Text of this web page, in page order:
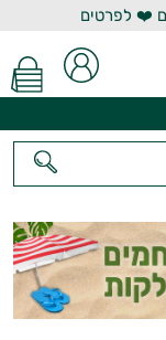
❤️ לפרטים